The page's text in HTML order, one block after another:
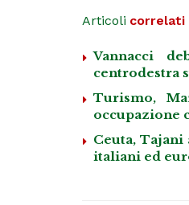
Articoli correlati
Vannacci
centrodestra
Turismo,
occupazione
Ceuta,
italiani ed